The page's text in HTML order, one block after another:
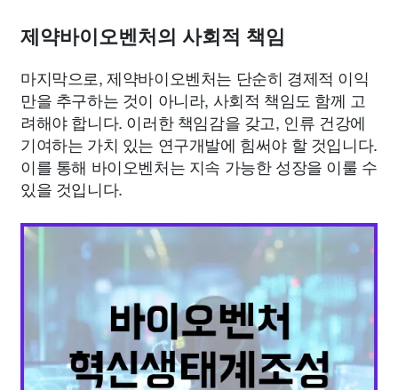
제약바이오벤처의 사회적 책임
마지막으로, 제약바이오벤처는 단순히 경제적 이익
만을 추구하는 것이 아니라, 사회적 책임도 함께 고
려해야 합니다. 이러한 책임감을 갖고, 인류 건강에
기여하는 가치 있는 연구개발에 힘써야 할 것입니다.
이를 통해 바이오벤처는 지속 가능한 성장을 이룰 수
있을 것입니다.